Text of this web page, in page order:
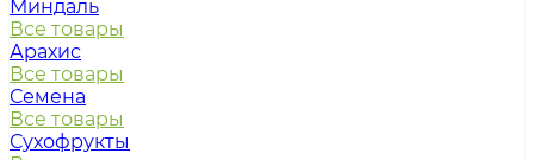
Миндаль
Все товары
Арахис
Все товары
Семена
Все товары
Сухофрукты